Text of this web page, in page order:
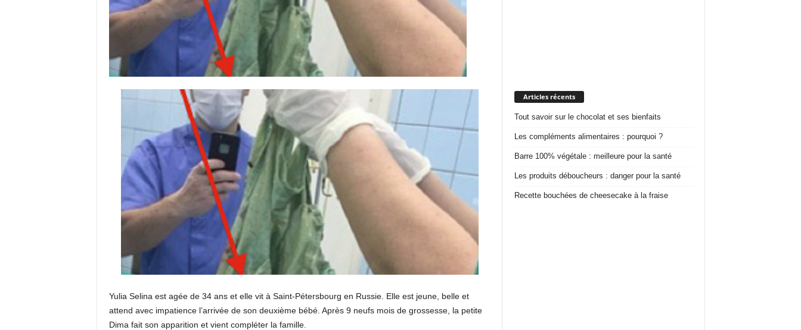
Yulia Selina est agée de 34 ans et elle vit à Saint-Pétersbourg en Russie. Elle est jeune, belle et
attend avec impatience l’arrivée de son deuxième bébé. Après 9 neufs mois de grossesse, la petite
Dima fait son apparition et vient compléter la famille.
Articles récents
Tout savoir sur le chocolat et ses bienfaits
Les compléments alimentaires : pourquoi ?
Barre 100% végétale : meilleure pour la santé
Les produits déboucheurs : danger pour la santé
Recette bouchées de cheesecake à la fraise